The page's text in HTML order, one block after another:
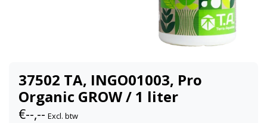
37502 TA, INGO01003, Pro
Organic GROW / 1 liter
€--,-- Excl. btw